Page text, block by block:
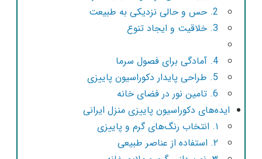
ایده‌های دکوراسیون پاییزی منزل ایرانی